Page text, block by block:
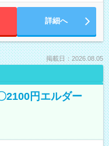
詳細へ
掲載日：2026.08.05
2100円エルダー